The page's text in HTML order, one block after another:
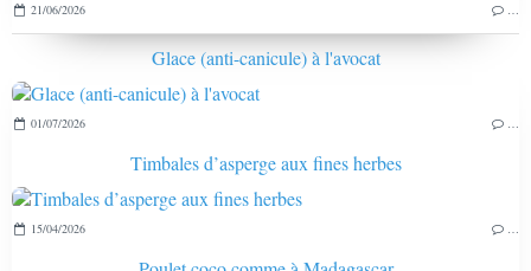
21/06/2026 …
Glace (anti-canicule) à l'avocat
01/07/2026 …
Timbales d’asperge aux fines herbes
15/04/2026 …